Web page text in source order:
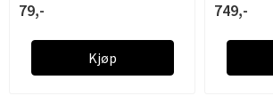
79,-
Kjøp
749,-